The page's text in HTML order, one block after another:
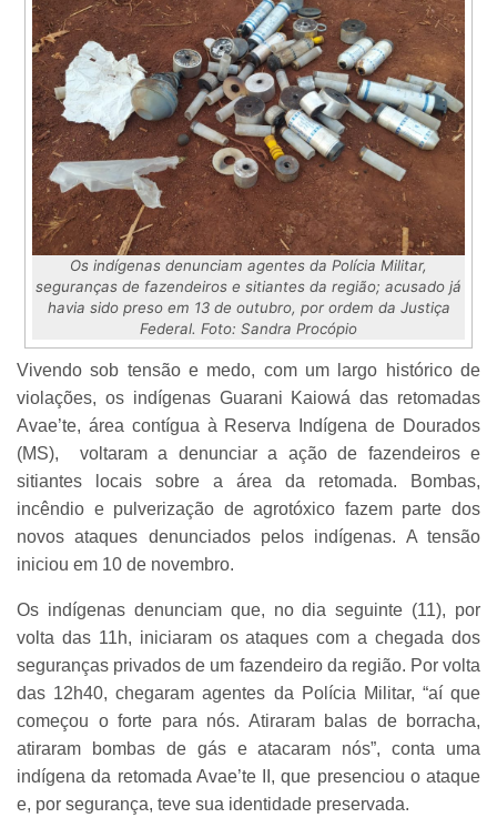
Os indígenas denunciam agentes da Polícia Militar,
seguranças de fazendeiros e sitiantes da região; acusado já
havia sido preso em 13 de outubro, por ordem da Justiça
Federal. Foto: Sandra Procópio
Vivendo sob tensão e medo, com um largo histórico de
violações, os indígenas Guarani Kaiowá das retomadas
Avae’te, área contígua à Reserva Indígena de Dourados
(MS), voltaram a denunciar a ação de fazendeiros e
sitiantes locais sobre a área da retomada. Bombas,
incêndio e pulverização de agrotóxico fazem parte dos
novos ataques denunciados pelos indígenas. A tensão
iniciou em 10 de novembro.
Os indígenas denunciam que, no dia seguinte (11), por
volta das 11h, iniciaram os ataques com a chegada dos
seguranças privados de um fazendeiro da região. Por volta
das 12h40, chegaram agentes da Polícia Militar, “aí que
começou o forte para nós. Atiraram balas de borracha,
atiraram bombas de gás e atacaram nós”, conta uma
indígena da retomada Avae’te II, que presenciou o ataque
e, por segurança, teve sua identidade preservada.